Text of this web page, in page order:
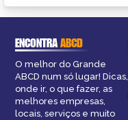
ENCONTRAABCD
O melhor do Grande
ABCD num só lugar! Dicas,
onde ir, o que fazer, as
melhores empresas,
locais, serviços e muito